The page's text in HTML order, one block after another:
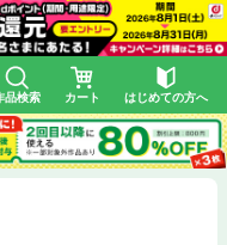
品検索 カート はじめての方へ